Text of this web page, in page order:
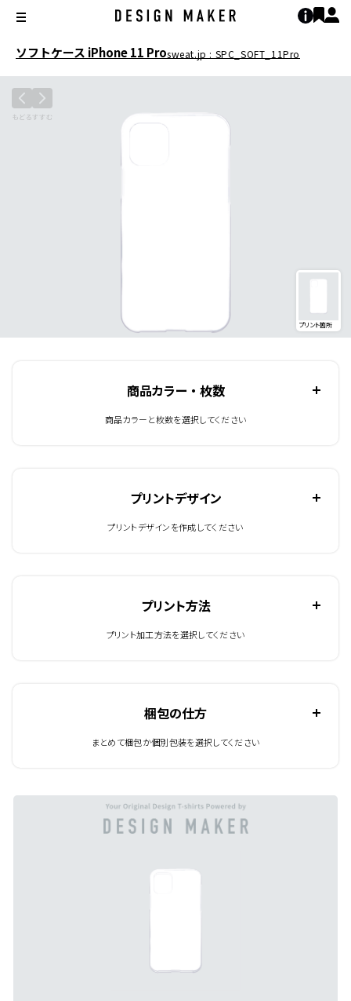
ソフトケース iPhone 11 Prosweat.jp : SPC_SOFT_11Pro
プリント箇所
商品カラー ・ 枚数
商品カラーと枚数を選択してください
プリントデザイン
プリントデザインを作成してください
プリント方法
プリント加工方法を選択してください
梱包の仕方
まとめて梱包か個別包装を選択してください